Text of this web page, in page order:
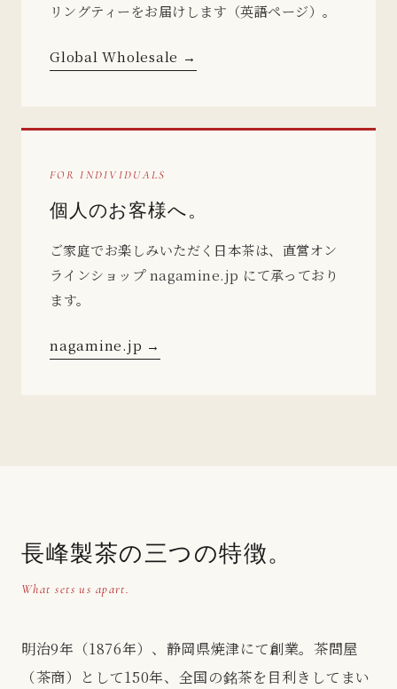
リングティーをお届けします（英語ページ）。
Global Wholesale →
FOR INDIVIDUALS
個人のお客様へ。
ご家庭でお楽しみいただく日本茶は、直営オン
ラインショップ nagamine.jp にて承っており
ます。
nagamine.jp →
長峰製茶の三つの特徴。
What sets us apart.
明治9年（1876年）、静岡県焼津にて創業。茶問屋
（茶商）として150年、全国の銘茶を目利きしてまい